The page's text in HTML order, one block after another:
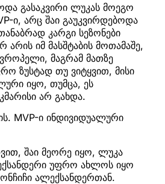
გასაკვირი ლუკას მოეგო
ი, არც შაი გაუკვირდებოდა
კარგი სეზონები
არის იმ მასშტაბის მოთამაშე,
მაგრამ მათზე
ზუსტად თუ ვიტყვით, მისი
იყო, თუმცა, ეს
არ გახდა.
MVP-ი ინდივიდუალური
შაი მეორე იყო, ლუკა
უფრო ახლოს იყო
ალექსანდერთან.